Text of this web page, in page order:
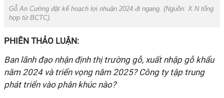
Gỗ An Cường đặt kế hoạch lợi nhuận 2024 đi ngang. (Nguồn: X.N tổng
hợp từ BCTC).
PHIÊN THẢO LUẬN:
Ban lãnh đạo nhận định thị trường gỗ, xuất nhập gỗ khẩu
năm 2024 và triển vọng năm 2025? Công ty tập trung
phát triển vào phân khúc nào?